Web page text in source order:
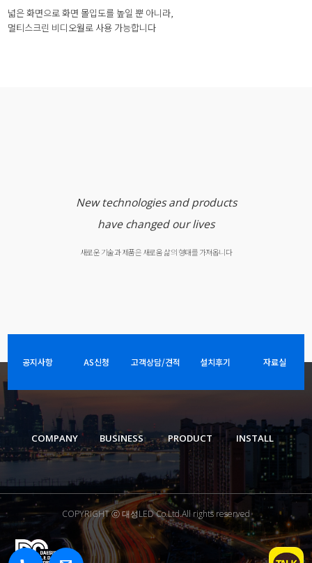
넓은 화면으로 화면 몰입도를 높일 뿐 아니라,
멀티스크린 비디오월로 사용 가능합니다
New technologies and products
have changed our lives
새로운 기술과 제품은 새로움 삶의 형태를 가져옵니다
공지사항 AS신청 고객상담/견적 설치후기 자료실
COMPANY BUSINESS PRODUCT INSTALL
COPYRIGHT ⓒ 대성LED Co.Ltd.All rights reserved